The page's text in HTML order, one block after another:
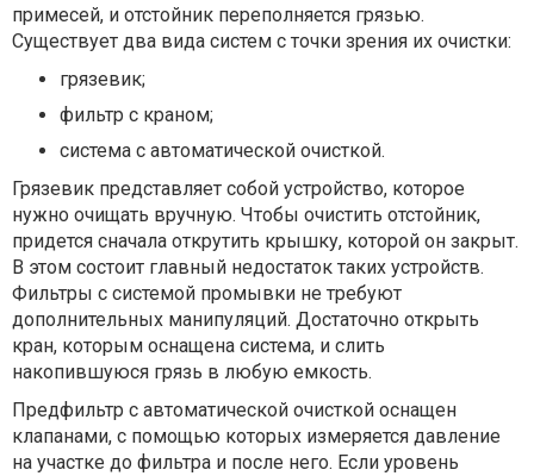
примесей, и отстойник переполняется грязью.
Существует два вида систем с точки зрения их очистки:
грязевик;
фильтр с краном;
система с автоматической очисткой.
Грязевик представляет собой устройство, которое
нужно очищать вручную. Чтобы очистить отстойник,
придется сначала открутить крышку, которой он закрыт.
В этом состоит главный недостаток таких устройств.
Фильтры с системой промывки не требуют
дополнительных манипуляций. Достаточно открыть
кран, которым оснащена система, и слить
накопившуюся грязь в любую емкость.
Предфильтр с автоматической очисткой оснащен
клапанами, с помощью которых измеряется давление
на участке до фильтра и после него. Если уровень